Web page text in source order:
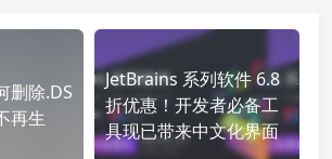
删除.DS
再生
JetBrains 系列软件 6.8
折优惠！开发者必备工
具现已带来中文化界面